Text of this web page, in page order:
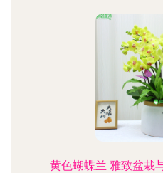
黄色蝴蝶兰 雅致盆栽